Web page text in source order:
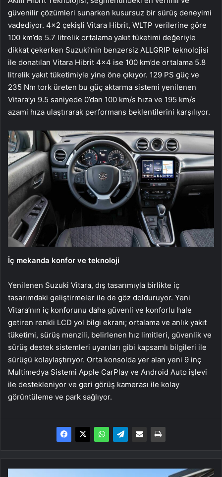
güvenilir çözümleri sunarken kusursuz bir sürüş deneyimi
vadediyor. 4×2 çekişli Vitara Hibrit, WLTP verilerine göre
100 km’de 5.7 litrelik ortalama yakıt tüketimi değeriyle
dikkat çekerken Suzuki’nin benzersiz ALLGRIP teknolojisi
ile donatılan Vitara Hibrit 4×4 ise 100 km’de ortalama 5.8
litrelik yakıt tüketimiyle yine öne çıkıyor. 129 PS güç ve
235 Nm tork üreten bu güç aktarma sistemi yenilenen
Vitara’yı 9.5 saniyede 0’dan 100 km/s hıza ve 195 km/s
azami hıza ulaştırarak performans beklentilerini karşılıyor.
İç mekanda konfor ve teknoloji
Yenilenen Suzuki Vitara, dış tasarımıyla birlikte iç
tasarımdaki geliştirmeler ile de göz dolduruyor. Yeni
Vitara’nın iç konforunu daha güvenli ve konforlu hale
getiren renkli LCD yol bilgi ekranı; ortalama ve anlık yakıt
tüketimi, sürüş menzili, belirlenen hız limitleri, güvenlik ve
sürüş destek sistemleri uyarıları gibi kapsamlı bilgileri ile
sürüşü kolaylaştırıyor. Orta konsolda yer alan yeni 9 inç
Multimedya Sistemi Apple CarPlay ve Android Auto işlevi
ile destekleniyor ve geri görüş kamerası ile kolay
görüntüleme ve park sağlıyor.